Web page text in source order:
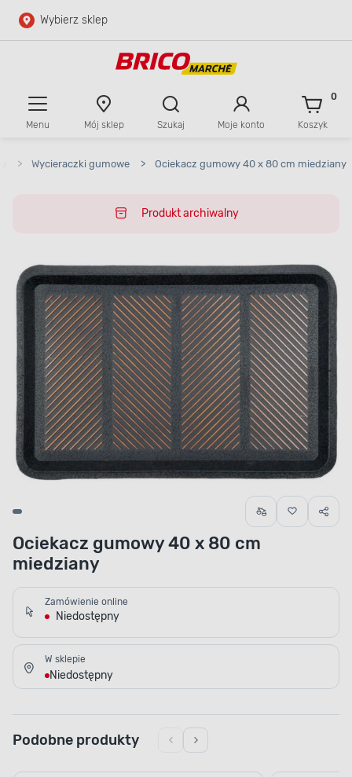
Przejdź do głównej zawartości
Wybierz sklep
Menu Mój sklep Szukaj Moje konto Koszyk
0
> Wycieraczki gumowe > Ociekacz gumowy 40 x 80 cm miedziany
Produkt archiwalny
Ociekacz gumowy 40 x 80 cm
miedziany
Zamówienie online
Niedostępny
W sklepie
Niedostępny
Podobne produkty